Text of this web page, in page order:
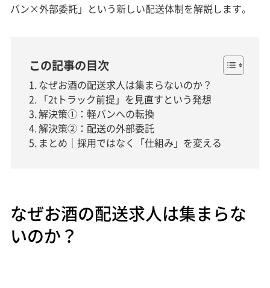
バン×外部委託」という新しい配送体制を解説します。
この記事の目次
なぜお酒の配送求人は集まらないのか？
「2tトラック前提」を見直すという発想
解決策①：軽バンへの転換
解決策②：配送の外部委託
まとめ｜採用ではなく「仕組み」を変える
なぜお酒の配送求人は集まらな
いのか？